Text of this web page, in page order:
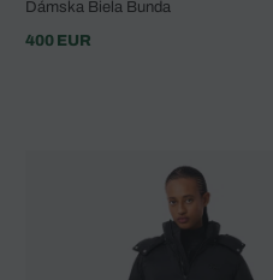
Dámska Biela Bunda
400 EUR